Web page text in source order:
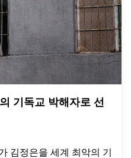
기독교 박해자로 선
김정은을 세계 최악의 기